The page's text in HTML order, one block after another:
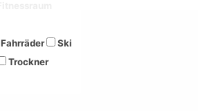
Fahrräder
Ski
Trockner